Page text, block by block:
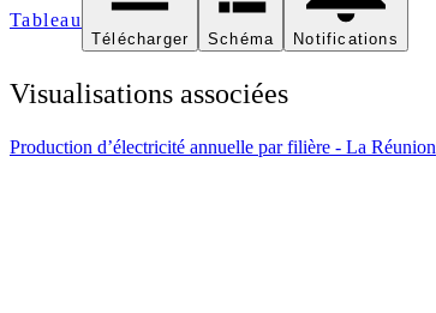
Tableau
Télécharger Schéma Notifications
Visualisations associées
Production d’électricité annuelle par filière - La Réunion